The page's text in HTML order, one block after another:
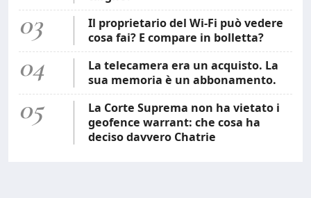
03
Il proprietario del Wi-Fi può vedere
cosa fai? E compare in bolletta?
04
La telecamera era un acquisto. La
sua memoria è un abbonamento.
05
La Corte Suprema non ha vietato i
geofence warrant: che cosa ha
deciso davvero Chatrie